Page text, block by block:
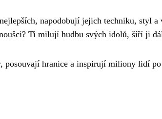
napodobují jejich techniku, styl a
Ti milují hudbu svých idolů, šíří ji
posouvají hranice a inspirují miliony lidí